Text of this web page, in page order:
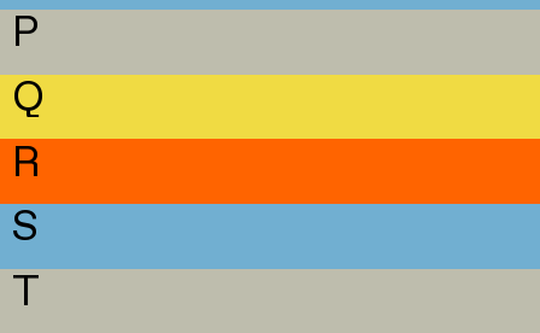
P
Q
R
S
T